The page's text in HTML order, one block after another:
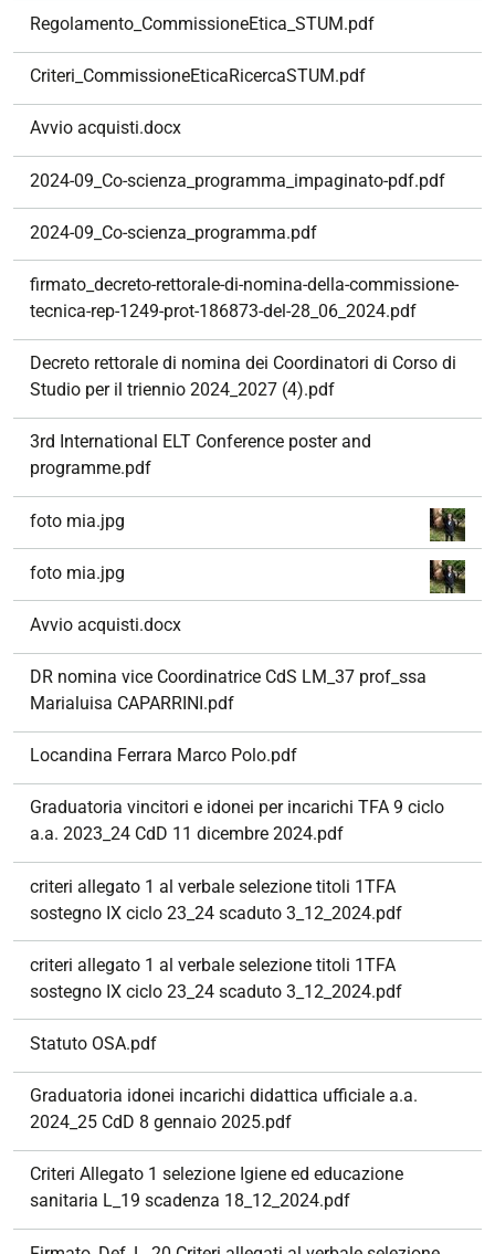
Regolamento_CommissioneEtica_STUM.pdf
Criteri_CommissioneEticaRicercaSTUM.pdf
Avvio acquisti.docx
2024-09_Co-scienza_programma_impaginato-pdf.pdf
2024-09_Co-scienza_programma.pdf
firmato_decreto-rettorale-di-nomina-della-commissione-
tecnica-rep-1249-prot-186873-del-28_06_2024.pdf
Decreto rettorale di nomina dei Coordinatori di Corso di
Studio per il triennio 2024_2027 (4).pdf
3rd International ELT Conference poster and
programme.pdf
foto mia.jpg
foto mia.jpg
Avvio acquisti.docx
DR nomina vice Coordinatrice CdS LM_37 prof_ssa
Marialuisa CAPARRINI.pdf
Locandina Ferrara Marco Polo.pdf
Graduatoria vincitori e idonei per incarichi TFA 9 ciclo
a.a. 2023_24 CdD 11 dicembre 2024.pdf
criteri allegato 1 al verbale selezione titoli 1TFA
sostegno IX ciclo 23_24 scaduto 3_12_2024.pdf
criteri allegato 1 al verbale selezione titoli 1TFA
sostegno IX ciclo 23_24 scaduto 3_12_2024.pdf
Statuto OSA.pdf
Graduatoria idonei incarichi didattica ufficiale a.a.
2024_25 CdD 8 gennaio 2025.pdf
Criteri Allegato 1 selezione Igiene ed educazione
sanitaria L_19 scadenza 18_12_2024.pdf